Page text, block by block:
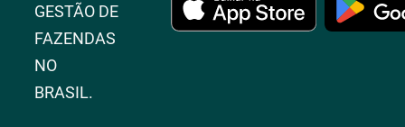
GESTÃO DE
FAZENDAS
NO
BRASIL.